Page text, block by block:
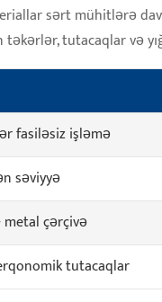
sərt mühitlərə
təkərlər, tutacaqlar və
fasiləsiz işləmə
səviyyə
metal çərçivə
tutacaqlar